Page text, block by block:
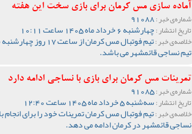
آماده سازی مس کرمان برای بازی سخت این هفته
شماره‌ی خبر :91088
تاریخ انتشار :چهارشنبه 6 خرداد ماه 1405 ساعت 10:11
خلاصه‌ی خبر : تیم فوتبال مس کرمان
تیم نساجی قائمشهر می باشد.
تمرینات مس کرمان برای بازی با نساجی ادامه دارد
شماره‌ی خبر :91085
تاریخ انتشار :سه‌شنبه 5 خرداد ماه 1405 ساعت 12:40
خلاصه‌ی خبر :تیم فوتبال مس کرمان تمرینات خود را برای انجام
نساجی قائمشهر در کرمان ادامه می دهد.